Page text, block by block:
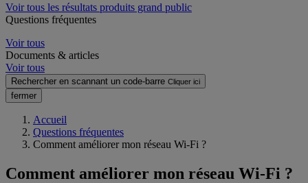
Voir tous les résultats produits grand public
Questions fréquentes
Voir tous
Documents & articles
Voir tous
Rechercher en scannant un code-barre Cliquer ici
fermer
Accueil
Questions fréquentes
Comment améliorer mon réseau Wi-Fi ?
Comment améliorer mon réseau Wi-Fi ?